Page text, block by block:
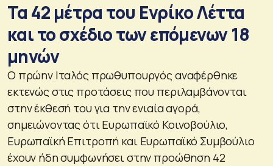
Τα 42 μέτρα του Ενρίκο Λέττα
και το σχέδιο των επόμενων 18
μηνών
Ο πρώην Ιταλός πρωθυπουργός αναφέρθηκε
εκτενώς στις προτάσεις που περιλαμβάνονται
στην έκθεσή του για την ενιαία αγορά,
σημειώνοντας ότι Ευρωπαϊκό Κοινοβούλιο,
Ευρωπαϊκή Επιτροπή και Ευρωπαϊκό Συμβούλιο
έχουν ήδη συμφωνήσει στην προώθηση 42